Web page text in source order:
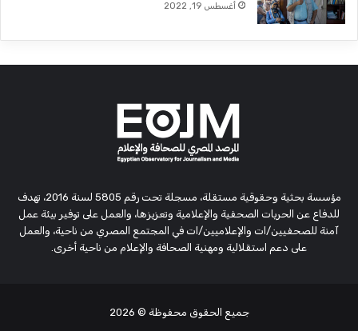
أغسطس 19, 2022
مؤسسة بحثية وحقوقية مستقلة، مسجلة تحت رقم 5805 لسنة 2016، تهدف
للدفاع عن الحريات الصحفية والإعلامية وتعزيزها، والعمل على توفير بيئة عمل
آمنة للصحفيين/ات والإعلاميين/ات في المجتمع المصري من ناحية، والعمل
على دعم استقلالية ومهنية الصحافة والإعلام من ناحية أخرى.
جميع الحقوق محفوظة © 2026